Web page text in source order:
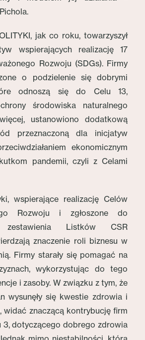
jak co roku, towarzyszył
wspierających realizację 17
Rozwoju (SDGs). Firmy
o podzielenie się dobrymi
odnoszą się do Celu 13,
środowiska naturalnego
ustanowiono dodatkową
przeznaczoną dla inicjatyw
ekonomicznym
pandemii, czyli z Celami
wspierające realizację Celów
Rozwoju i zgłoszone do
zestawienia Listków CSR
znaczenie roli biznesu w
Firmy starały się pomagać na
wykorzystując do tego
i zasoby. W związku z tym, że
wysunęły się kwestie zdrowia i
widać znaczącą kontrybucję firm
3, dotyczącego dobrego zdrowia